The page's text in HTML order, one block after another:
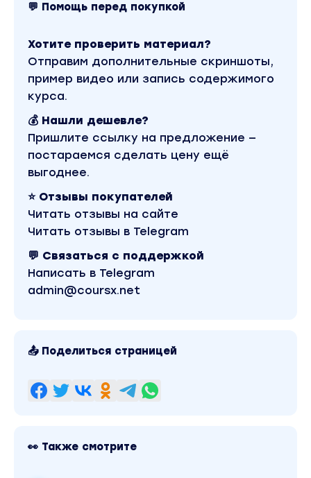
ролика
Бонусные материалы
Методички, готовые промпты
ИСТОЧНИК
СКАЧАТЬ
Вы находитесь на странице товара «Валерия
Юрова - Формула кино». Это материал 2026
года. В магазине Coursx.net данный материал
в рубрику «Видео и фото». Другие материалы
автора «Валерия Юрова» можно найти через
поиск по сайту.
💬 Помощь перед покупкой
Хотите проверить материал?
Отправим дополнительные скриншоты,
пример видео или запись содержимого
курса.
💰 Нашли дешевле?
Пришлите ссылку на предложение —
постараемся сделать цену ещё
выгоднее.
⭐ Отзывы покупателей
Читать отзывы на сайте
Читать отзывы в Telegram
💬 Связаться с поддержкой
Написать в Telegram
admin@coursx.net
📤 Поделиться страницей
👀 Также смотрите